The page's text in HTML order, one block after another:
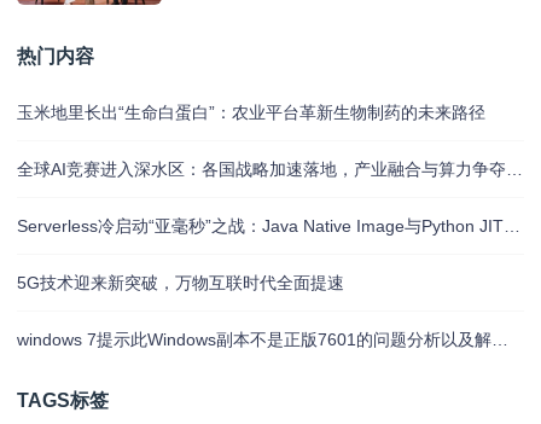
热门内容
玉米地里长出“生命白蛋白”：农业平台革新生物制药的未来路径
5G技术迎来新突破，万物互联时代全面提速
TAGS标签